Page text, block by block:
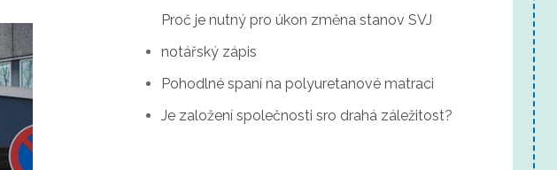
Proč je nutný pro úkon změna stanov SVJ
notářský zápis
Pohodlné spaní na polyuretanové matraci
Je založení společnosti sro drahá záležitost?